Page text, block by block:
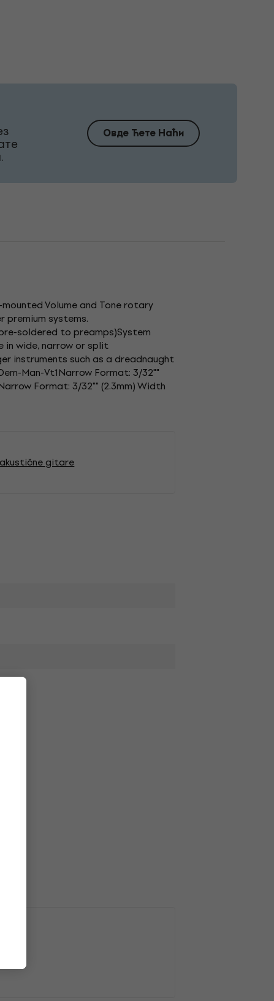
Овде Ћете Наћи
Volume and Tone rotary
systems.
soldered to preamps)System
in wide, narrow or split
instruments such as a dreadnaught
Man-Vt1Narrow Format: 3/32""
Format: 3/32"" (2.3mm) Width
gitare